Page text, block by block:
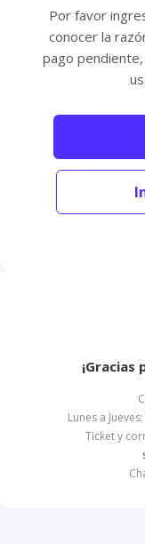
Por favor
conocer la
pago
¡Gracias
Lunes a
Ticket y